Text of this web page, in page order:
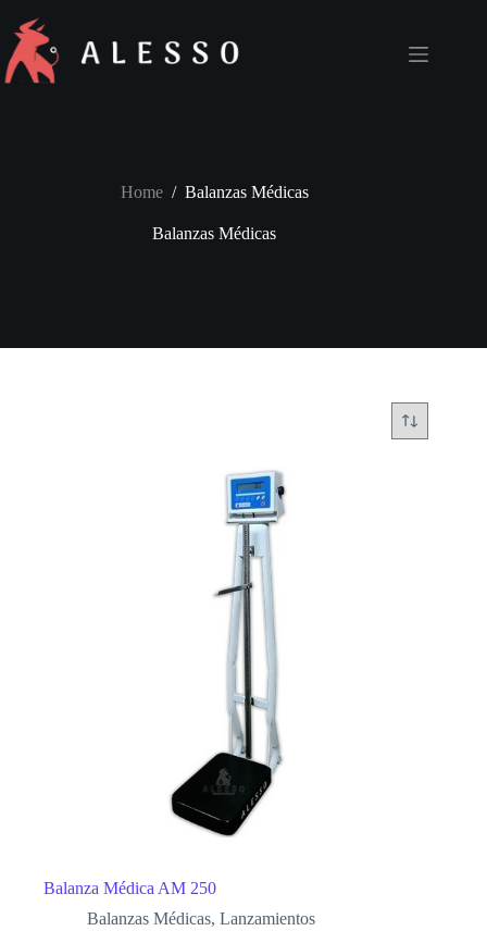
content
Home / Balanzas Médicas
Balanzas Médicas
Balanza Médica AM 250
Balanzas Médicas, Lanzamientos